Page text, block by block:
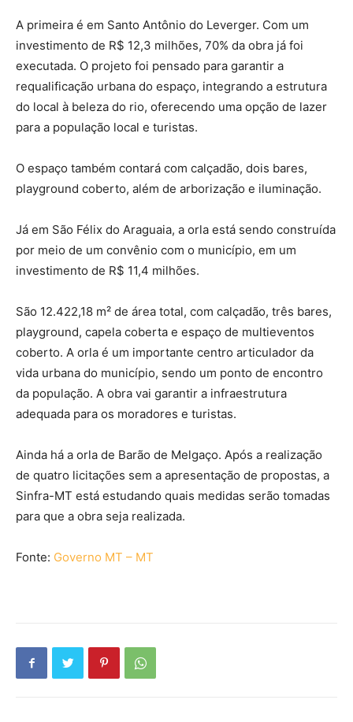
A primeira é em Santo Antônio do Leverger. Com um
investimento de R$ 12,3 milhões, 70% da obra já foi
executada. O projeto foi pensado para garantir a
requalificação urbana do espaço, integrando a estrutura
do local à beleza do rio, oferecendo uma opção de lazer
para a população local e turistas.
O espaço também contará com calçadão, dois bares,
playground coberto, além de arborização e iluminação.
Já em São Félix do Araguaia, a orla está sendo construída
por meio de um convênio com o município, em um
investimento de R$ 11,4 milhões.
São 12.422,18 m² de área total, com calçadão, três bares,
playground, capela coberta e espaço de multieventos
coberto. A orla é um importante centro articulador da
vida urbana do município, sendo um ponto de encontro
da população. A obra vai garantir a infraestrutura
adequada para os moradores e turistas.
Ainda há a orla de Barão de Melgaço. Após a realização
de quatro licitações sem a apresentação de propostas, a
Sinfra-MT está estudando quais medidas serão tomadas
para que a obra seja realizada.
Fonte: Governo MT – MT